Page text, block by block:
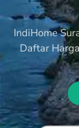
IndiHome
Daftar